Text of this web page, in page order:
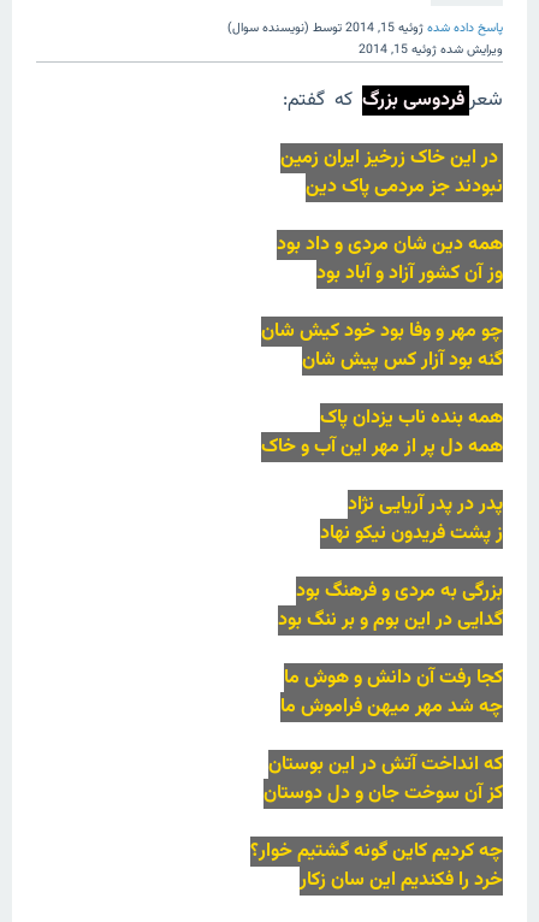
پاسخ داده شدهژوئیه 15, 2014 توسط (نویسنده سوال)
ویرایش شدهژوئیه 15, 2014
شعرفردوسی بزرگ که گفتم:
در این خاک زرخیز ایران زمین
نبودند جز مردمی پاک دین
همه دین شان مردی و داد بود
وز آن کشور آزاد و آباد بود
چو مهر و وفا بود خود کیش شان
گنه بود آزار کس پیش شان
همه بنده ناب یزدان پاک
همه دل پر از مهر این آب و خاک
پدر در پدر آریایی نژاد
ز پشت فریدون نیکو نهاد
بزرگی به مردی و فرهنگ بود
گدایی در این بوم و بر ننگ بود
کجا رفت آن دانش و هوش ما
چه شد مهر میهن فراموش ما
که انداخت آتش در این بوستان
کز آن سوخت جان و دل دوستان
چه کردیم کاین گونه گشتیم خوار؟
خرد را فکندیم این سان زکار